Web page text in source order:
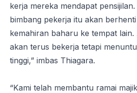
kerja mereka mendapat
bimbang pekerja itu akan
kemahiran baharu ke tempat
akan terus bekerja tetapi
tinggi,” imbas Thiagara.
“Kami telah membantu ramai